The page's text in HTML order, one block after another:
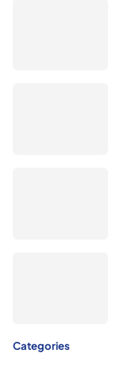
Categories